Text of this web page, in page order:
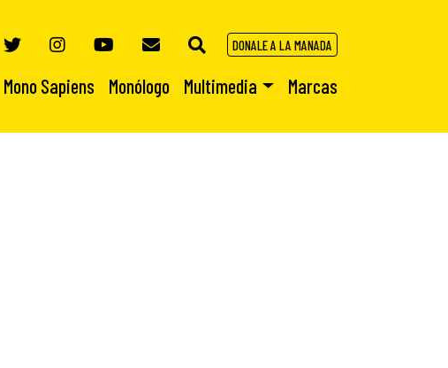
DONALE A LA MANADA
Mono Sapiens Monólogo Multimedia Marcas